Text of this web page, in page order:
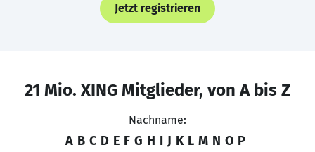
Jetzt registrieren
21 Mio. XING Mitglieder, von A bis Z
Nachname:
A B C D E F G H I J K L M N O P